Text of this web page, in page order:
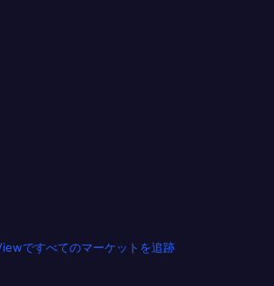
ですべてのマーケットを追跡